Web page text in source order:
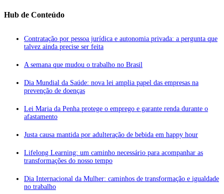
Hub de Conteúdo
Contratação por pessoa jurídica e autonomia privada: a pergunta que
talvez ainda precise ser feita
A semana que mudou o trabalho no Brasil
Dia Mundial da Saúde: nova lei amplia papel das empresas na
prevenção de doenças
Lei Maria da Penha protege o emprego e garante renda durante o
afastamento
Justa causa mantida por adulteração de bebida em happy hour
Lifelong Learning: um caminho necessário para acompanhar as
transformações do nosso tempo
Dia Internacional da Mulher: caminhos de transformação e igualdade
no trabalho